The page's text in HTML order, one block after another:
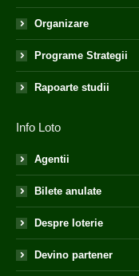
Organizare
Programe Strategii
Rapoarte studii
Info Loto
Agentii
Bilete anulate
Despre loterie
Devino partener